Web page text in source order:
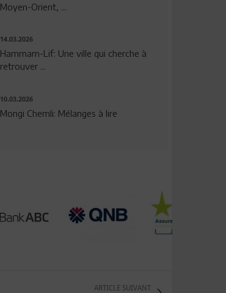
Moyen-Orient, ...
14.03.2026
Hammam-Lif: Une ville qui cherche à
retrouver ...
10.03.2026
Mongi Chemli: Mélanges à lire
ARTICLE SUIVANT